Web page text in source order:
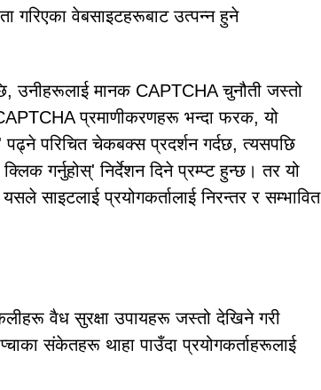
गरिएका वेबसाइटहरूबाट उत्पन्न हुने
उनीहरूलाई मानक CAPTCHA चुनौती जस्तो
प्रमाणीकरणहरू भन्दा फरक, यो
पढ्ने परिचित चेकबक्स प्रदर्शन गर्दछ, त्यसपछि
गर्नुहोस्' निर्देशन दिने प्रम्प्ट हुन्छ। तर यो
साइटलाई प्रयोगकर्तालाई निरन्तर र सम्भावित
वैध सुरक्षा उपायहरू जस्तो देखिने गरी
संकेतहरू थाहा पाउँदा प्रयोगकर्ताहरूलाई